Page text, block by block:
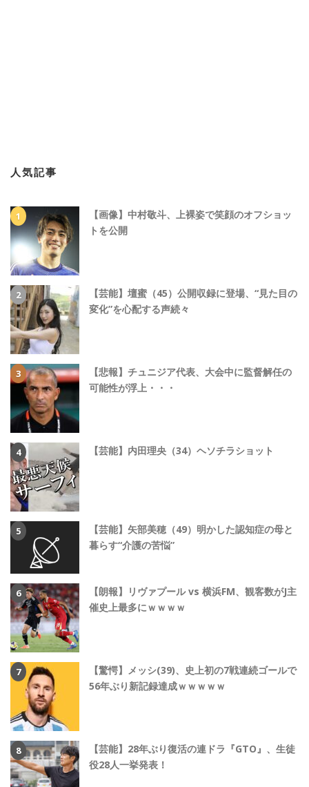
人気記事
【画像】中村敬斗、上裸姿で笑顔のオフショッ
トを公開
【芸能】壇蜜（45）公開収録に登場、“見た目の
変化”を心配する声続々
【悲報】チュニジア代表、大会中に監督解任の
可能性が浮上・・・
【芸能】内田理央（34）ヘソチラショット
【芸能】矢部美穂（49）明かした認知症の母と
暮らす“介護の苦悩”
【朗報】リヴァプール vs 横浜FM、観客数がJ主
催史上最多にｗｗｗｗ
【驚愕】メッシ(39)、史上初の7戦連続ゴールで
56年ぶり新記録達成ｗｗｗｗｗ
【芸能】28年ぶり復活の連ドラ『GTO』、生徒
役28人一挙発表！